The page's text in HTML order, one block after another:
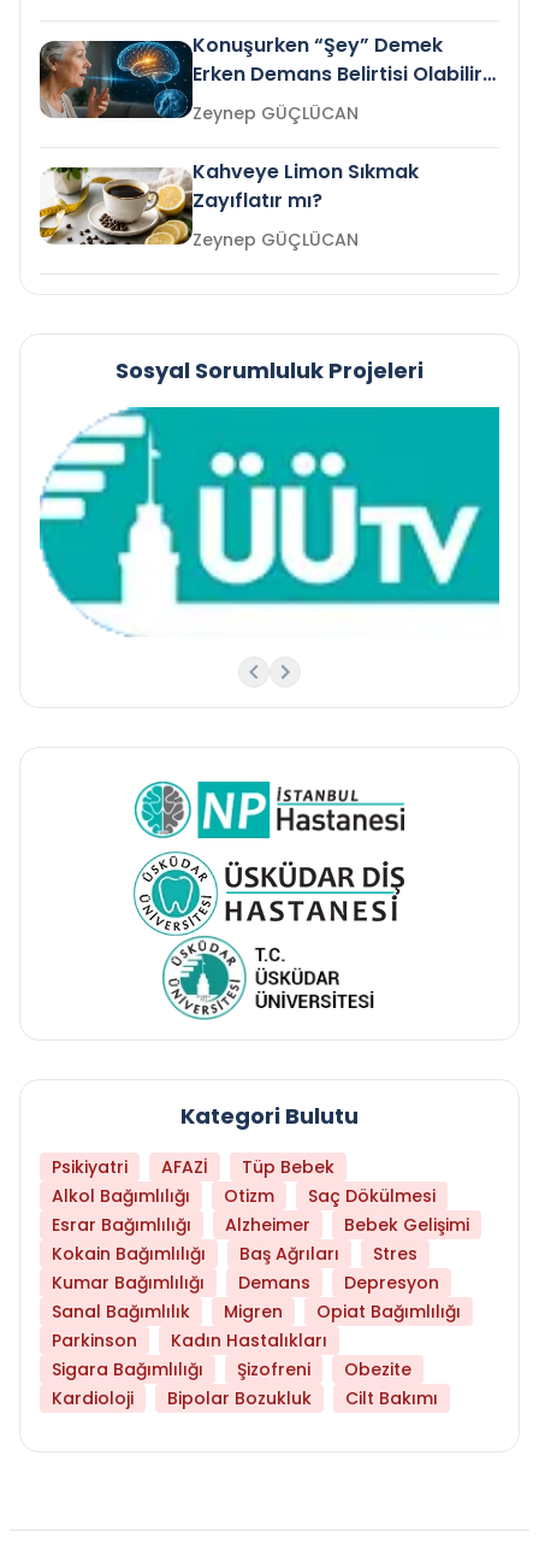
Konuşurken “Şey” Demek
Erken Demans Belirtisi Olabilir
mi?
Zeynep GÜÇLÜCAN
Kahveye Limon Sıkmak
Zayıflatır mı?
Zeynep GÜÇLÜCAN
Sosyal Sorumluluk Projeleri
Kategori Bulutu
Psikiyatri AFAZİ
Tüp Bebek
Alkol Bağımlılığı
Otizm
Saç Dökülmesi
Esrar Bağımlılığı
Alzheimer
Bebek Gelişimi
Kokain Bağımlılığı
Baş Ağrıları
Stres
Kumar Bağımlılığı
Demans
Depresyon
Sanal Bağımlılık
Migren
Opiat Bağımlılığı
Parkinson
Kadın Hastalıkları
Sigara Bağımlılığı
Şizofreni
Obezite
Kardioloji
Bipolar Bozukluk Cilt Bakımı